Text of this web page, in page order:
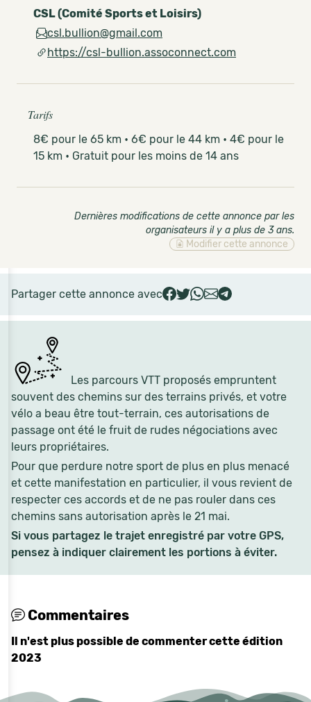
Les parcours VTT proposés empruntent
souvent des chemins sur des terrains privés, et votre
vélo a beau être tout-terrain, ces autorisations de
passage ont été le fruit de rudes négociations avec
leurs propriétaires.
Pour que perdure notre sport de plus en plus menacé
et cette manifestation en particulier, il vous revient de
respecter ces accords et de ne pas rouler dans ces
chemins sans autorisation après le 21 mai.
Si vous partagez le trajet enregistré par votre GPS,
pensez à indiquer clairement les portions à éviter.
CSL (Comité Sports et Loisirs)
csl.bullion@gmail.com
https://csl-bullion.assoconnect.com
Tarifs
8€ pour le 65 km • 6€ pour le 44 km • 4€ pour le
15 km • Gratuit pour les moins de 14 ans
Dernières modifications de cette annonce par les
organisateurs il y a plus de 3 ans.
Modifier cette annonce
Partager cette annonce avec
Commentaires
Il n'est plus possible de commenter cette édition
2023